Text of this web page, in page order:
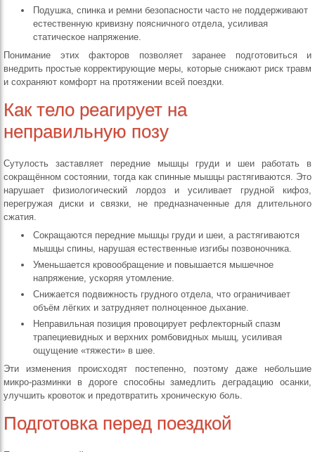
Подушка, спинка и ремни безопасности часто не поддерживают
естественную кривизну поясничного отдела, усиливая
статическое напряжение.
Понимание этих факторов позволяет заранее подготовиться и
внедрить простые корректирующие меры, которые снижают риск травм
и сохраняют комфорт на протяжении всей поездки.
Как тело реагирует на
неправильную позу
Сутулость заставляет передние мышцы груди и шеи работать в
сокращённом состоянии, тогда как спинные мышцы растягиваются. Это
нарушает физиологический лордоз и усиливает грудной кифоз,
перегружая диски и связки, не предназначенные для длительного
сжатия.
Сокращаются передние мышцы груди и шеи, а растягиваются
мышцы спины, нарушая естественные изгибы позвоночника.
Уменьшается кровообращение и повышается мышечное
напряжение, ускоряя утомление.
Снижается подвижность грудного отдела, что ограничивает
объём лёгких и затрудняет полноценное дыхание.
Неправильная позиция провоцирует рефлекторный спазм
трапециевидных и верхних ромбовидных мышц, усиливая
ощущение «тяжести» в шее.
Эти изменения происходят постепенно, поэтому даже небольшие
микро‑разминки в дороге способны замедлить деградацию осанки,
улучшить кровоток и предотвратить хроническую боль.
Подготовка перед поездкой